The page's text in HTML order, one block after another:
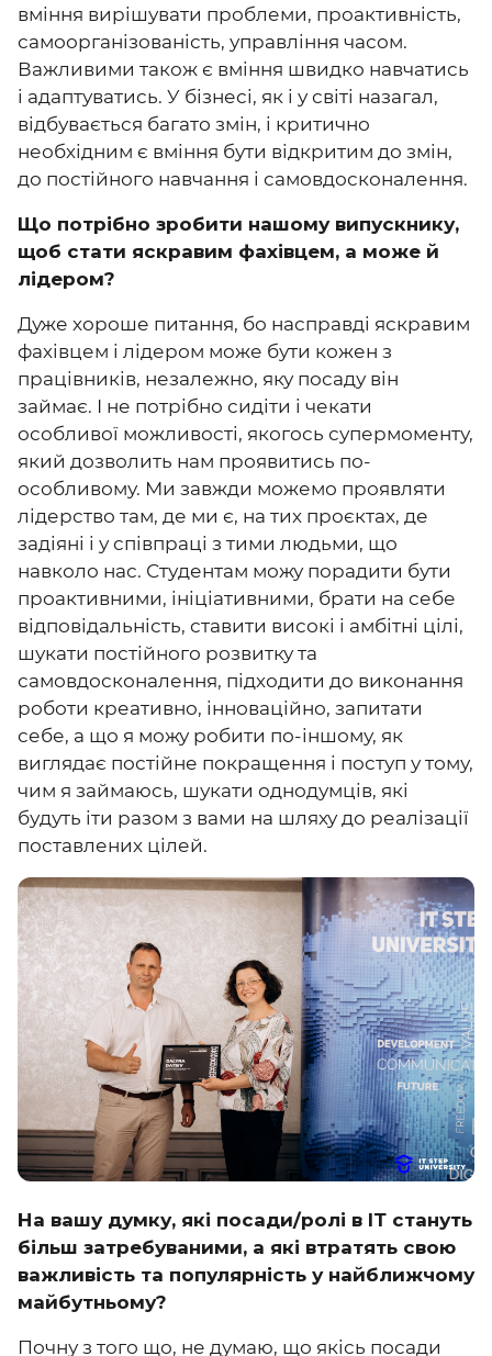
вміння вирішувати проблеми, проактивність,
самоорганізованість, управління часом.
Важливими також є вміння швидко навчатись
і адаптуватись. У бізнесі, як і у світі назагал,
відбувається багато змін, і критично
необхідним є вміння бути відкритим до змін,
до постійного навчання і самовдосконалення.
Що потрібно зробити нашому випускнику,
щоб стати яскравим фахівцем, а може й
лідером?
Дуже хороше питання, бо насправді яскравим
фахівцем і лідером може бути кожен з
працівників, незалежно, яку посаду він
займає. І не потрібно сидіти і чекати
особливої можливості, якогось супермоменту,
який дозволить нам проявитись по-
особливому. Ми завжди можемо проявляти
лідерство там, де ми є, на тих проєктах, де
задіяні і у співпраці з тими людьми, що
навколо нас. Студентам можу порадити бути
проактивними, ініціативними, брати на себе
відповідальність, ставити високі і амбітні цілі,
шукати постійного розвитку та
самовдосконалення, підходити до виконання
роботи креативно, інноваційно, запитати
себе, а що я можу робити по-іншому, як
виглядає постійне покращення і поступ у тому,
чим я займаюсь, шукати однодумців, які
будуть іти разом з вами на шляху до реалізації
поставлених цілей.
На вашу думку, які посади/ролі в ІТ стануть
більш затребуваними, а які втратять свою
важливість та популярність у найближчому
майбутньому?
Почну з того що, не думаю, що якісь посади